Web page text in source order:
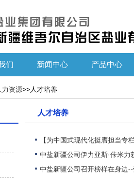
们 新闻中心 产品中心
力资源>>人才培养
人才培养
【为中国式现代化挺膺担当
中盐新疆公司伊力亚斯·佧米力
中盐新疆公司召开榜样在身边